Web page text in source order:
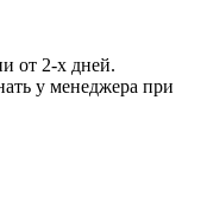
от 2-х дней.
у менеджера при